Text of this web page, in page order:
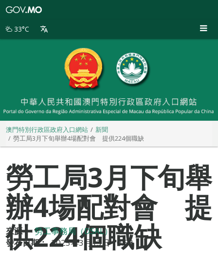
別
33°C
澳門特別行政區政府入口網站
新聞
勞工局3月下旬舉辦4場配對會 提供224個職缺
勞工局3月下旬舉
辦4場配對會 提
供224個職缺
來源： 勞工事務局（DSAL）
發布日期： 2025年3月13日 10:58